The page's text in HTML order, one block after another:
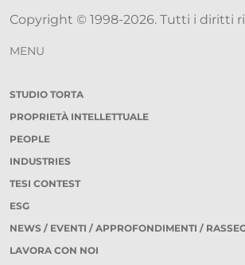
Copyright © 1998-2026. Tutti i diritti
MENU
STUDIO TORTA
PROPRIETÀ INTELLETTUALE
PEOPLE
INDUSTRIES
TESI CONTEST
ESG
NEWS / EVENTI / APPROFONDIMENTI /
LAVORA CON NOI